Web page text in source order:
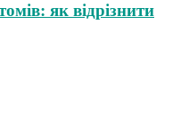
як відрізнити